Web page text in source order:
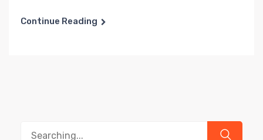
Continue Reading